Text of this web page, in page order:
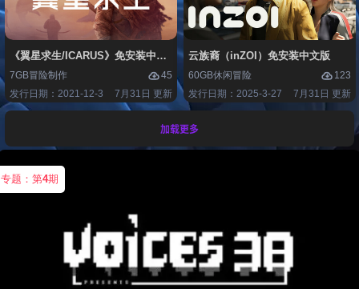
《翼星求生/ICARUS》免安装中文版
7GB冒险制作
45
发行日期：2021-12-3
7月31日 更新
云族裔（inZOI）免安装中文版
60GB休闲冒险
123
发行日期：2025-3-27
7月31日 更新
加载更多
专题：第4期